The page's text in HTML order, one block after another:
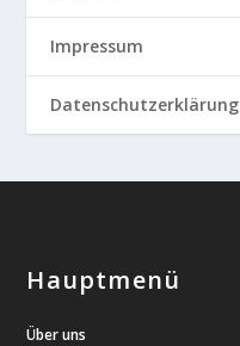
Impressum
Datenschutzerklärung
Hauptmenü
Über uns